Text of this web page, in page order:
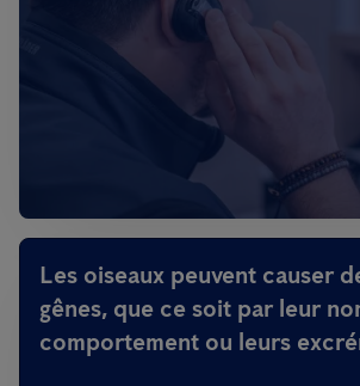
Les oiseaux peuvent causer
gênes, que ce soit par leur
comportement ou leurs